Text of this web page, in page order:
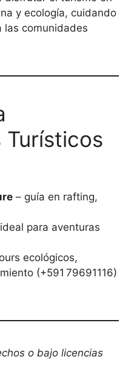
y ecología, cuidando
las comunidades
Turísticos
– guía en rafting,
para aventuras
ecológicos,
(+591 79691116)
o bajo licencias